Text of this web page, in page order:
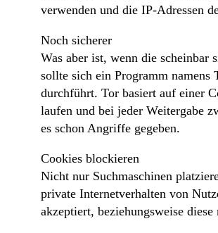
verwenden und die IP-Adressen
Noch sicherer
Was aber ist, wenn die scheinbar
sollte sich ein Programm namens
durchführt. Tor basiert auf einer
laufen und bei jeder Weitergabe
es schon Angriffe gegeben.
Cookies blockieren
Nicht nur Suchmaschinen
private Internetverhalten von
akzeptiert, beziehungsweise